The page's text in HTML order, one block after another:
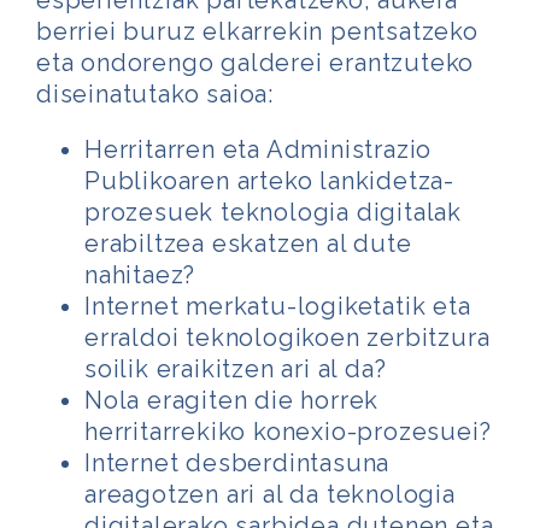
berriei buruz elkarrekin pentsatzeko
eta ondorengo galderei erantzuteko
diseinatutako saioa:
Herritarren eta Administrazio
Publikoaren arteko lankidetza-
prozesuek teknologia digitalak
erabiltzea eskatzen al dute
nahitaez?
Internet merkatu-logiketatik eta
erraldoi teknologikoen zerbitzura
soilik eraikitzen ari al da?
Nola eragiten die horrek
herritarrekiko konexio-prozesuei?
Internet desberdintasuna
areagotzen ari al da teknologia